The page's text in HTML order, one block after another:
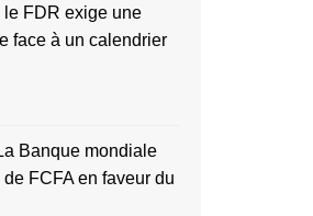
le FDR exige une
face à un calendrier
Banque mondiale
FCFA en faveur du